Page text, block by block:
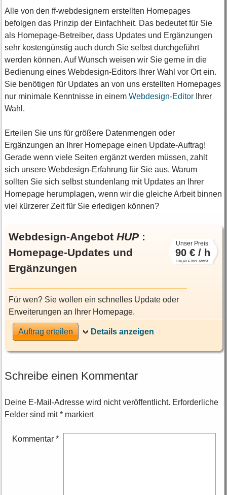
Alle von den ff-webdesignern erstellten Homepages
befolgen das Prinzip der Einfachheit. Das bedeutet für Sie
als Homepage-Betreiber, dass Updates und Ergänzungen
sehr kostengünstig auch durch Sie selbst durchgeführt
werden können. Auf Wunsch weisen wir Sie gerne in die
Bedienung eines Webdesign-Editors Ihrer Wahl vor Ort ein.
Sie benötigen für Updates an von uns erstellten Homepages
nur minimale Kenntnisse in einem Webdesign-EditorIhrer
Wahl.
Erteilen Sie uns für größere Datenmengen oder
Ergänzungen an Ihrer Homepage einen Update-Auftrag!
Gerade wenn viele Seiten ergänzt werden müssen, zahlt
sich unsere Webdesign-Erfahrung für Sie aus. Warum
sollten Sie sich selbst stundenlang mit Updates an Ihrer
Homepage herumplagen, wenn wir die gleiche Arbeit binnen
viel kürzerer Zeit für Sie erledigen können?
Webdesign-AngebotHUP :
Homepage-Updates und
Ergänzungen
Unser Preis:
90 € / h
104,40 € incl. MwSt.
Für wen? Sie wollen ein schnelles Update oder
Erweiterungen an Ihrer Homepage.
Auftrag erteilen
Schreibe einen Kommentar
Deine E-Mail-Adresse wird nicht veröffentlicht. Erforderliche
Felder sind mit*markiert
Kommentar*